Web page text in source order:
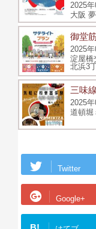
2025
大阪
御堂
2025
淀屋橋
北浜3
三味
2025年
道頓堀
Twitter
Google+